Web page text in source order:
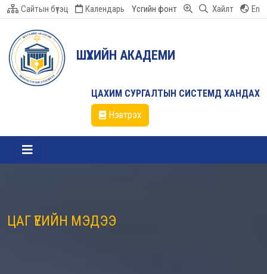
Сайтын бүтэц Календарь Үсгийн фонт Хайлт En
ШҮҮХИЙН АКАДЕМИ
ЦАХИМ СУРГАЛТЫН СИСТЕМД ХАНДАХ
Нэвтрэх
ЦАГ ҮЕИЙН МЭДЭЭ